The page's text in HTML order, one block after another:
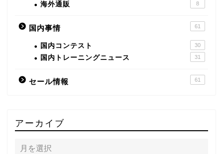
海外通販 8
国内事情 61
国内コンテスト 30
国内トレーニングニュース 31
セール情報 61
アーカイブ